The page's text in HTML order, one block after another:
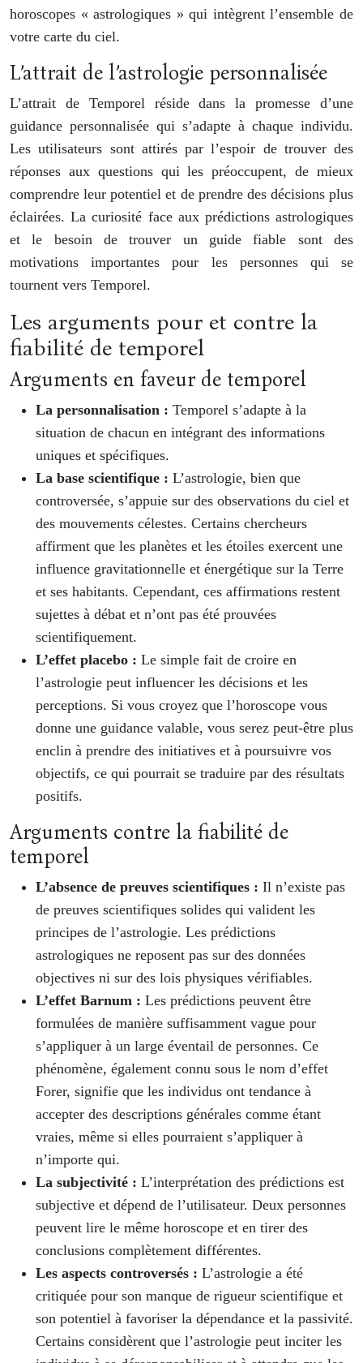
horoscopes « astrologiques » qui intègrent l’ensemble de
votre carte du ciel.
L’attrait de l’astrologie personnalisée
L’attrait de Temporel réside dans la promesse d’une
guidance personnalisée qui s’adapte à chaque individu.
Les utilisateurs sont attirés par l’espoir de trouver des
réponses aux questions qui les préoccupent, de mieux
comprendre leur potentiel et de prendre des décisions plus
éclairées. La curiosité face aux prédictions astrologiques
et le besoin de trouver un guide fiable sont des
motivations importantes pour les personnes qui se
tournent vers Temporel.
Les arguments pour et contre la
fiabilité de temporel
Arguments en faveur de temporel
La personnalisation : Temporel s’adapte à la
situation de chacun en intégrant des informations
uniques et spécifiques.
La base scientifique : L’astrologie, bien que
controversée, s’appuie sur des observations du ciel et
des mouvements célestes. Certains chercheurs
affirment que les planètes et les étoiles exercent une
influence gravitationnelle et énergétique sur la Terre
et ses habitants. Cependant, ces affirmations restent
sujettes à débat et n’ont pas été prouvées
scientifiquement.
L’effet placebo : Le simple fait de croire en
l’astrologie peut influencer les décisions et les
perceptions. Si vous croyez que l’horoscope vous
donne une guidance valable, vous serez peut-être plus
enclin à prendre des initiatives et à poursuivre vos
objectifs, ce qui pourrait se traduire par des résultats
positifs.
Arguments contre la fiabilité de
temporel
L’absence de preuves scientifiques : Il n’existe pas
de preuves scientifiques solides qui valident les
principes de l’astrologie. Les prédictions
astrologiques ne reposent pas sur des données
objectives ni sur des lois physiques vérifiables.
L’effet Barnum : Les prédictions peuvent être
formulées de manière suffisamment vague pour
s’appliquer à un large éventail de personnes. Ce
phénomène, également connu sous le nom d’effet
Forer, signifie que les individus ont tendance à
accepter des descriptions générales comme étant
vraies, même si elles pourraient s’appliquer à
n’importe qui.
La subjectivité : L’interprétation des prédictions est
subjective et dépend de l’utilisateur. Deux personnes
peuvent lire le même horoscope et en tirer des
conclusions complètement différentes.
Les aspects controversés : L’astrologie a été
critiquée pour son manque de rigueur scientifique et
son potentiel à favoriser la dépendance et la passivité.
Certains considèrent que l’astrologie peut inciter les